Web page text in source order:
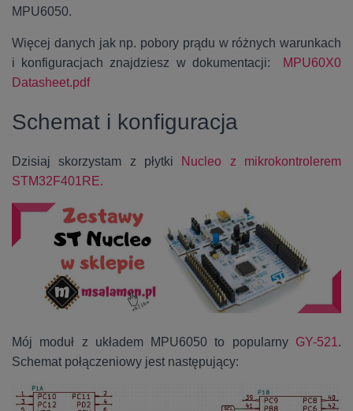
MPU6050.
Więcej danych jak np. pobory prądu w różnych warunkach
i konfiguracjach znajdziesz w dokumentacji:
MPU60X0
Datasheet.pdf
Schemat i konfiguracja
Dzisiaj skorzystam z płytki Nucleo z mikrokontrolerem
STM32F401RE.
Mój moduł z układem MPU6050 to popularny GY-521 .
Schemat połączeniowy jest następujący: